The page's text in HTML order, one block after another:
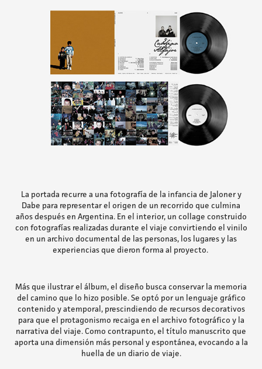
La portada recurre a una fotografía de la infancia de Jaloner y
Dabe para representar el origen de un recorrido que culmina
años después en Argentina. En el interior, un collage construido
con fotografías realizadas durante el viaje convirtiendo el vinilo
en un archivo documental de las personas, los lugares y las
experiencias que dieron forma al proyecto.
Más que ilustrar el álbum, el diseño busca conservar la memoria
del camino que lo hizo posible.Se optó por un lenguaje gráfico
contenido y atemporal, prescindiendo de recursos decorativos
para que el protagonismo recaiga en el archivo fotográfico y la
narrativa del viaje. Como contrapunto, el título manuscrito que
aporta una dimensión más personal y espontánea, evocando a la
huella de un diario de viaje.